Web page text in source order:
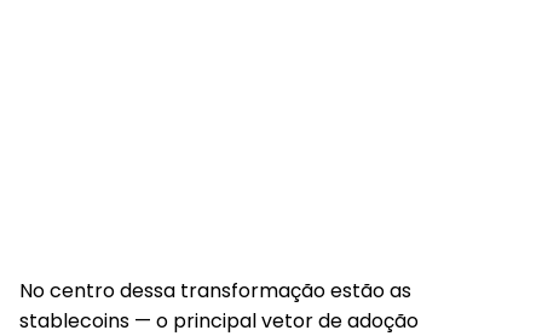
No centro dessa transformação estão as
stablecoins — o principal vetor de adoção